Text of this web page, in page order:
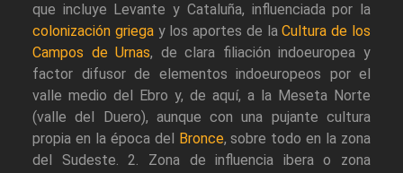
que incluye Levante y Cataluña, influenciada por la
colonización griegay los aportes de laCultura de los
Campos de Urnas, de clara filiación indoeuropea y
factor difusor de elementos indoeuropeos por el
valle medio del Ebro y, de aquí, a la Meseta Norte
(valle del Duero), aunque con una pujante cultura
propia en la época del
Bronce, sobre todo en la zona
del Sudeste. 2. Zona de influencia ibera o zona